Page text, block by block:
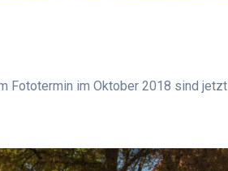
Fototermin im Oktober 2018 sind jetzt